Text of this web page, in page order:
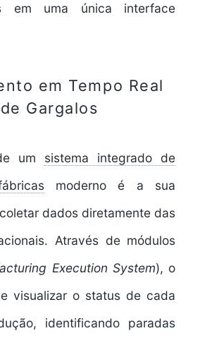
em uma única interface
em Tempo Real
Gargalos
um sistema integrado de
moderno é a sua
dados diretamente das
Através de módulos
Execution System), o
visualizar o status de cada
identificando paradas